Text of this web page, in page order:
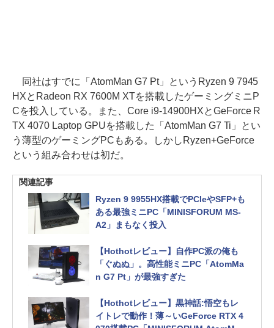
同社はすでに「AtomMan G7 Pt」というRyzen 9 7945
HXとRadeon RX 7600M XTを搭載したゲーミングミニP
Cを投入している。また、Core i9-14900HXとGeForce R
TX 4070 Laptop GPUを搭載した「AtomMan G7 Ti」とい
う薄型のゲーミングPCもある。しかしRyzen+GeForce
という組み合わせは初だ。
関連記事
Ryzen 9 9955HX搭載でPCIeやSFP+も
ある最強ミニPC「MINISFORUM MS-
A2」まもなく投入
【Hothotレビュー】自作PC派の俺も
「ぐぬぬ」。高性能ミニPC「AtomMa
n G7 Pt」が最強すぎた
【Hothotレビュー】黒神話:悟空もレ
イトレで動作！薄～いGeForce RTX 4